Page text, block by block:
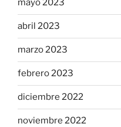
mayo 2023
abril 2023
marzo 2023
febrero 2023
diciembre 2022
noviembre 2022